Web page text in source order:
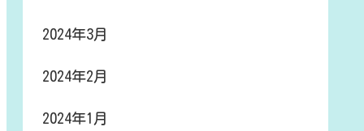
2024年3月
2024年2月
2024年1月